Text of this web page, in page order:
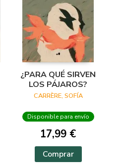
¿PARA QUÉ SIRVEN
LOS PÁJAROS?
CARRÈRE, SOFÍA
Disponible para envío
17,99 €
Comprar